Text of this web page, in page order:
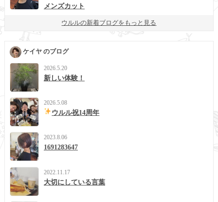
メンズカット
ウルルの新着ブログをもっと見る
ケイヤ のブログ
2026.5.20
新しい体験！
2026.5.08
ウルル祝14周年
2023.8.06
1691283647
2022.11.17
大切にしている言葉